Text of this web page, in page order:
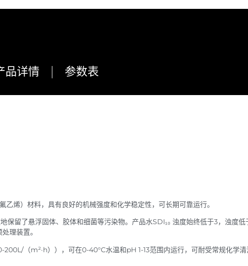
品详情 参数表
乙烯）材料，具有良好的机械强度和化学稳定性，可长期可靠运行。
保留了悬浮固体、胶体和细菌等污染物。产品水SDI₁₀ 浊度始终低于3，浊度低
理装置。
200L/（m²·h）），可在0-40°C水温和pH 1-13范围内运行，可耐受常规化学